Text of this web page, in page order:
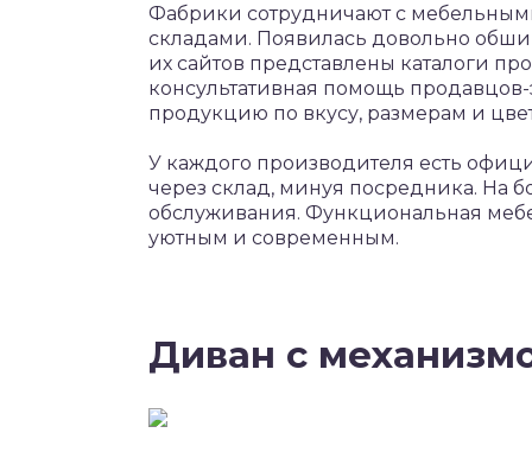
Фабрики сотрудничают с
складами. Появилась довольно
их сайтов представлены каталоги
консультативная помощь
продукцию по вкусу, размерам и
У каждого производителя есть
через склад, минуя посредника. На
обслуживания. Функциональная
уютным и современным.
Диван с